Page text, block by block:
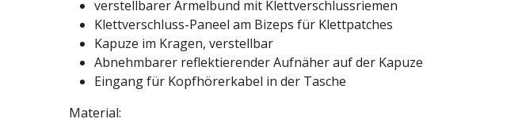
verstellbarer Ärmelbund mit Klettverschlussriemen
Klettverschluss-Paneel am Bizeps für Klettpatches
Kapuze im Kragen, verstellbar
Abnehmbarer reflektierender Aufnäher auf der Kapuze
Eingang für Kopfhörerkabel in der Tasche
Material: